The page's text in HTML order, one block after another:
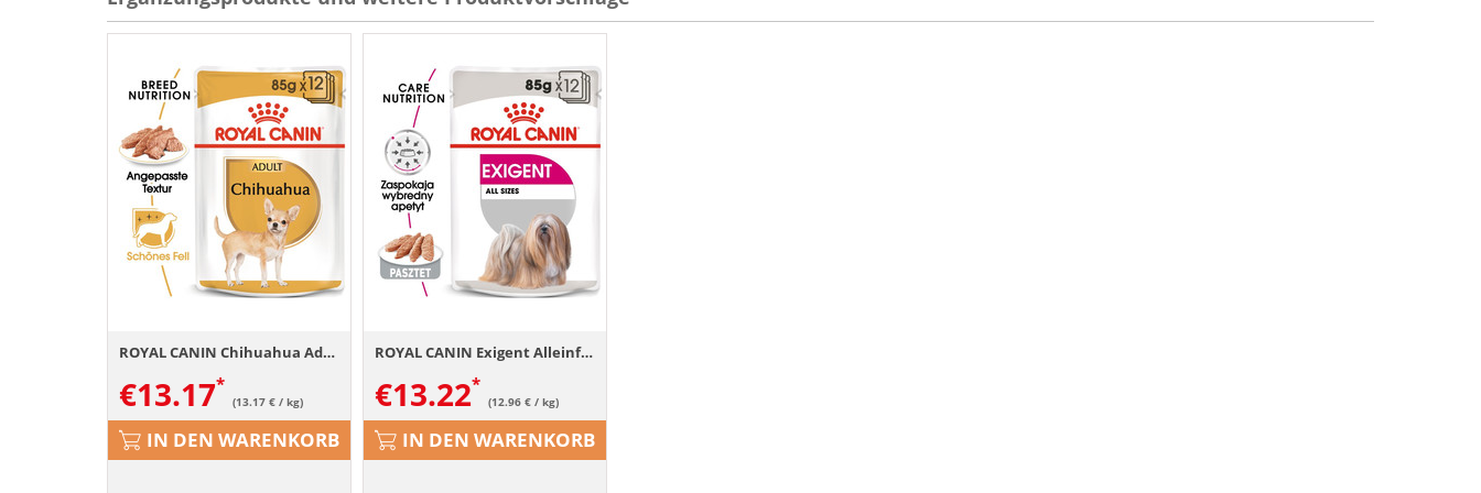
ROYAL CANIN Chihuahua Adult Hundefutter nass in Soße 12 x 85 g
€13.17 (13.17 € / kg)
IN DEN WARENKORB
ROYAL CANIN Exigent Alleinfuttermittel für Hunde 85 g x 12
€13.22 (12.96 € / kg)
IN DEN WARENKORB